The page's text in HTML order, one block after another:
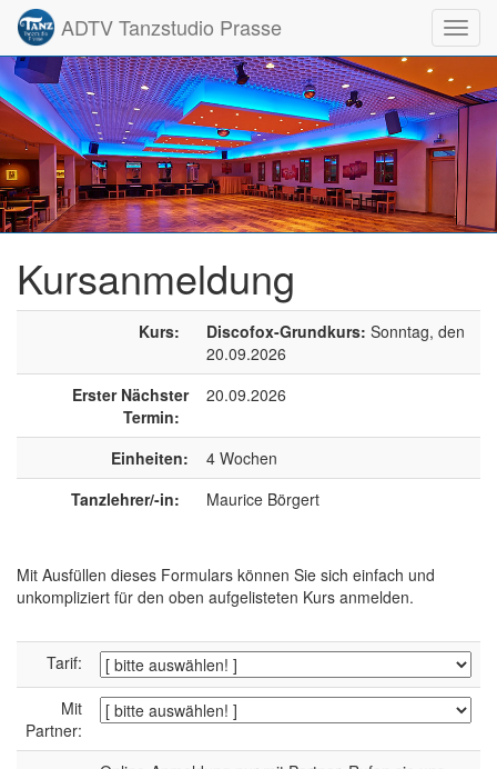
ADTV Tanzstudio Prasse
Kursanmeldung
Kurs: Discofox-Grundkurs: Sonntag, den
20.09.2026
Erster Nächster
Termin:
20.09.2026
Einheiten:
4 Wochen
Tanzlehrer/-in:
Maurice Börgert
Mit Ausfüllen dieses Formulars können Sie sich einfach und
unkompliziert für den oben aufgelisteten Kurs anmelden.
Tarif:
Mit
Partner: